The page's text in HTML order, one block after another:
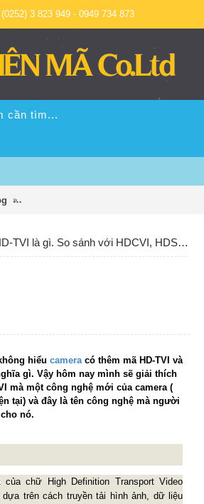
3 823 949 - 0949 734 873
Công nghệ Camera HD-TVI là gì. So
Công nghệ Camera HD-TVI là gì. So sánh với HDCVI, HDSDI, Analog, IP
hiểu cameracó thêm mã HD-TVI và
gì. Vậy hôm nay mình sẽ giải thích
mà một công nghệ mới của camera (
tại) và đây là tên công nghệ mà người
nó.
chữ High Definition Transport Video
dựa trên cách truyền tải hình ảnh, dữ liệu